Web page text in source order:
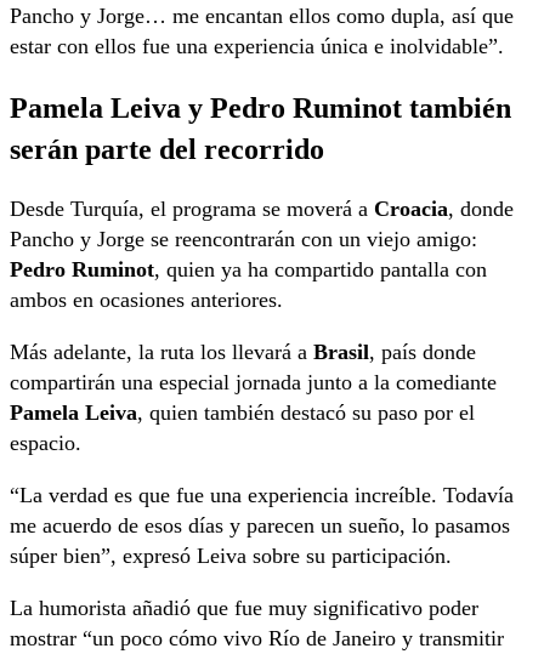
Pancho y Jorge… me encantan ellos como dupla, así que
estar con ellos fue una experiencia única e inolvidable”.
Pamela Leiva y Pedro Ruminot también
serán parte del recorrido
Desde Turquía, el programa se moverá a Croacia, donde
Pancho y Jorge se reencontrarán con un viejo amigo:
Pedro Ruminot, quien ya ha compartido pantalla con
ambos en ocasiones anteriores.
Más adelante, la ruta los llevará a Brasil, país donde
compartirán una especial jornada junto a la comediante
Pamela Leiva, quien también destacó su paso por el
espacio.
“La verdad es que fue una experiencia increíble. Todavía
me acuerdo de esos días y parecen un sueño, lo pasamos
súper bien”, expresó Leiva sobre su participación.
La humorista añadió que fue muy significativo poder
mostrar “un poco cómo vivo Río de Janeiro y transmitir